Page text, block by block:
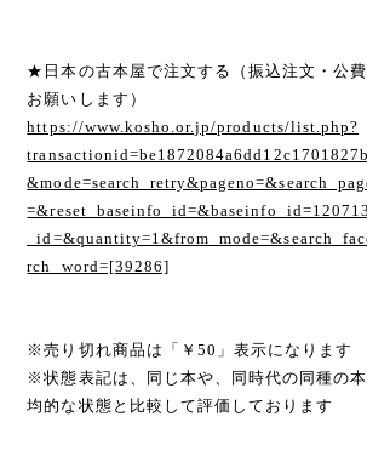
★日本の古本屋で注文する（振込注文・公
お願いします）
https://www.kosho.or.jp/products/list.php?
rch_word=[39286]
※売り切れ商品は「￥50」表示になります
※状態表記は、同じ本や、同時代の同種の
均的な状態と比較して評価しております